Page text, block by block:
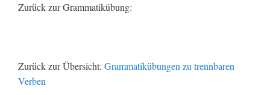
Zurück zur Grammatikübung:
Zurück zur Übersicht: Grammatikübungen zu trennbaren
Verben